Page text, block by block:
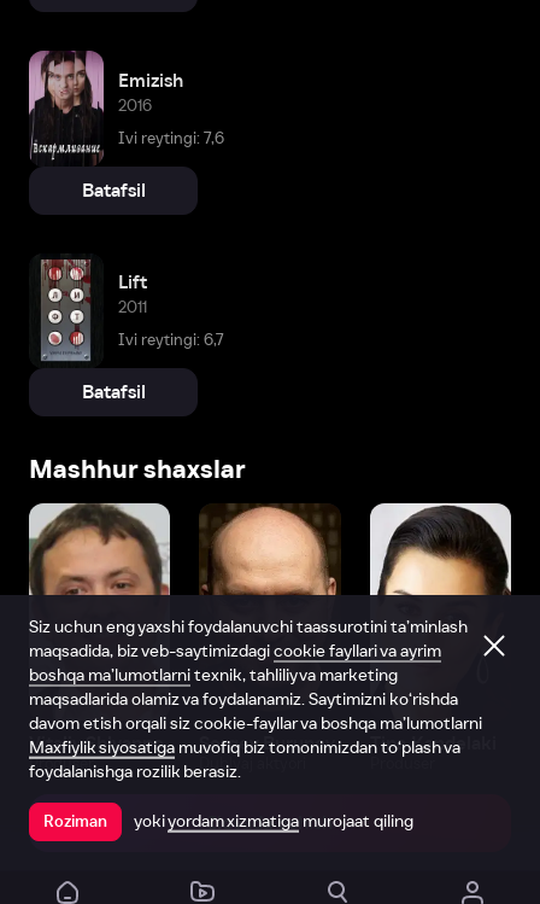
Emizish
2016
Ivi reytingi: 7,6
Batafsil
Lift
2011
Ivi reytingi: 6,7
Batafsil
Mashhur shaxslar
Vitaliy Shlyappo
Produser
Sergey Burunov
Dublyaj aktyori
Tina Kandelaki
Ilovada ochish
Siz uchun eng yaxshi foydalanuvchi taassurotini ta’minlash
maqsadida, biz veb-saytimizdagicookie fayllari va ayrim
boshqa ma’lumotlarnitexnik, tahliliy va marketing
maqsadlarida olamiz va foydalanamiz. Saytimizni ko‘rishda
davom etish orqali siz cookie-fayllar va boshqa ma’lumotlarni
Maxfiylik siyosatiga muvofiq biz tomonimizdan to‘plash va
foydalanishga rozilik berasiz.
Roziman yokiyordam xizmatiga murojaat qiling